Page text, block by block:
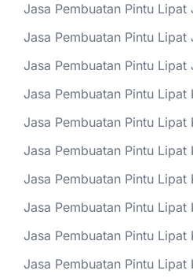
Jasa Pembuatan Pintu Lipat
Jasa Pembuatan Pintu Lipat
Jasa Pembuatan Pintu Lipat
Jasa Pembuatan Pintu Lipat
Jasa Pembuatan Pintu Lipat
Jasa Pembuatan Pintu Lipat
Jasa Pembuatan Pintu Lipat
Jasa Pembuatan Pintu Lipat
Jasa Pembuatan Pintu Lipat
Jasa Pembuatan Pintu Lipat